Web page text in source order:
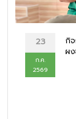
23
ก.ค.
2569
กิ
ผ